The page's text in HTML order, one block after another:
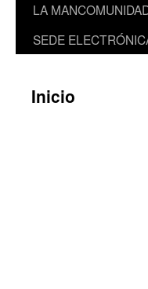
LA
SEDE
Inicio